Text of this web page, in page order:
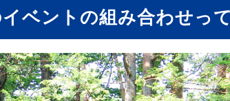
ベントの組み合わせって